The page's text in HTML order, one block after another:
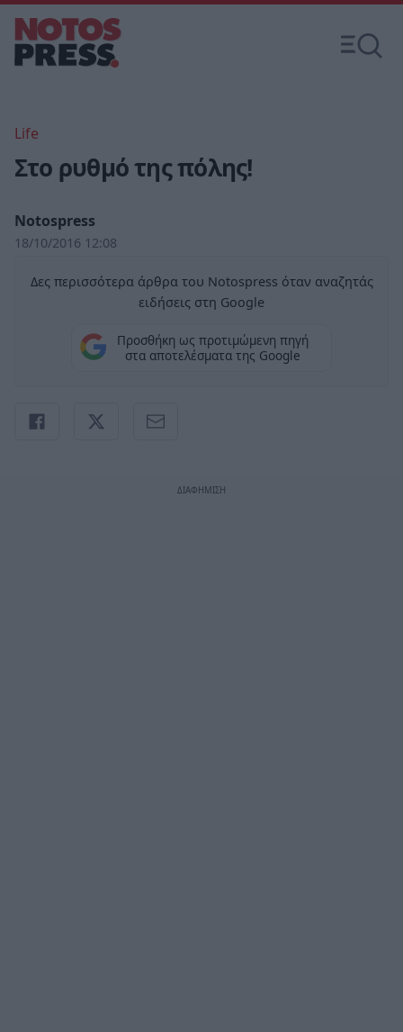
Life
Στο ρυθμό της πόλης!
Notospress
18/10/2016 12:08
Δες περισσότερα άρθρα του Notospress όταν αναζητάς
ειδήσεις στη Google
Προσθήκη ως προτιμώμενη πηγή
στα αποτελέσματα της Google